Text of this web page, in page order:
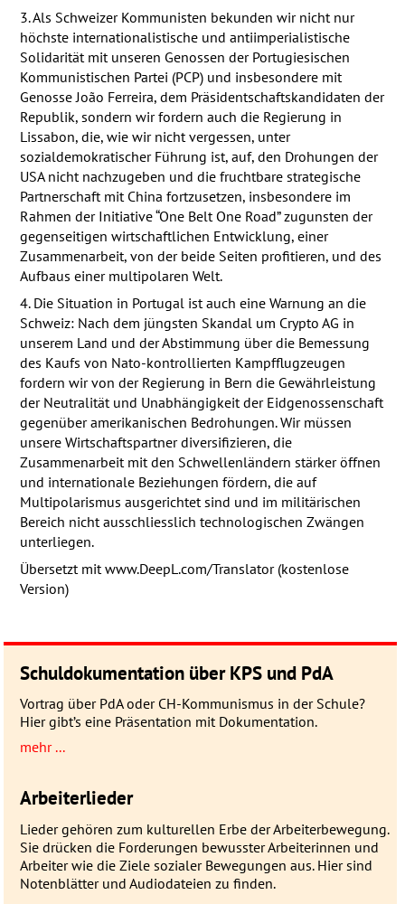
3. Als Schweizer Kommunisten bekunden wir nicht nur
höchste internationalistische und antiimperialistische
Solidarität mit unseren Genossen der Portugiesischen
Kommunistischen Partei (PCP) und insbesondere mit
Genosse João Ferreira, dem Präsidentschaftskandidaten der
Republik, sondern wir fordern auch die Regierung in
Lissabon, die, wie wir nicht vergessen, unter
sozialdemokratischer Führung ist, auf, den Drohungen der
USAnicht nachzugeben und die fruchtbare strategische
Partnerschaft mit China fortzusetzen, insbesondere im
Rahmen der Initiative “One Belt One Road” zugunsten der
gegenseitigen wirtschaftlichen Entwicklung, einer
Zusammenarbeit, von der beide Seiten profitieren, und des
Aufbaus einer multipolaren Welt.
4. Die Situation in Portugal ist auch eine Warnung an die
Schweiz: Nach dem jüngsten Skandal um Crypto AG in
unserem Land und der Abstimmung über die Bemessung
des Kaufs von Nato-kontrollierten Kampfflugzeugen
fordern wir von der Regierung in Bern die Gewährleistung
der Neutralität und Unabhängigkeit der Eidgenossenschaft
gegenüber amerikanischen Bedrohungen. Wir müssen
unsere Wirtschaftspartner diversifizieren, die
Zusammenarbeit mit den Schwellenländern stärker öffnen
und internationale Beziehungen fördern, die auf
Multipolarismus ausgerichtet sind und im militärischen
Bereich nicht ausschliesslich technologischen Zwängen
unterliegen.
Übersetzt mit www.DeepL.com/Translator (kostenlose
Version)
Schuldokumentation über KPS und PdA
Vortrag über PdA oder CH-Kommunismus in der Schule?
Hier gibt’s eine Präsentation mit Dokumentation.
mehr ...
Arbeiterlieder
Lieder gehören zum kulturellen Erbe der Arbeiterbewegung.
Sie drücken die Forderungen bewusster Arbeiterinnen und
Arbeiter wie die Ziele sozialer Bewegungen aus. Hier sind
Notenblätter und Audiodateien zu finden.